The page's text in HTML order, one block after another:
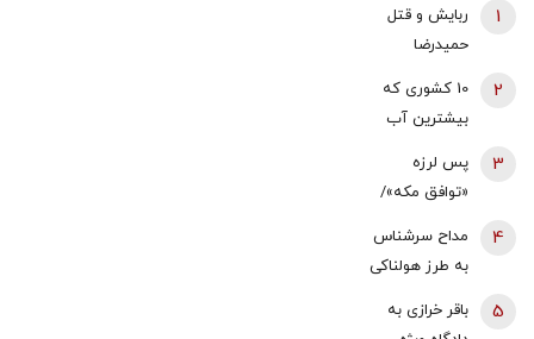
ربایش و قتل
حمیدرضا
شد/ ارسال
ویدئویی از
لحظه قتل او
برای
1
10 کشوری که
بیشترین آب
دارند
2
پس لرزه
«توافق مکه»/
داد: بر علیه
ایران نیست
3
مداح سرشناس
به طرز هولناکی
فیلم جنایت
4
باقر خرازی به
5